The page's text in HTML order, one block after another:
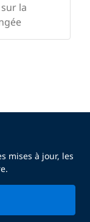
la
mises à jour, les